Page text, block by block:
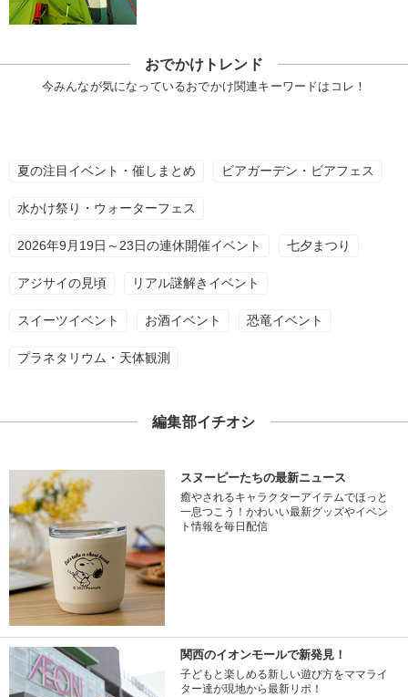
おでかけトレンド
今みんなが気になっているおでかけ関連キーワードはコレ！
夏の注目イベント・催しまとめ ビアガーデン・ビアフェス
水かけ祭り・ウォーターフェス
2026年9月19日～23日の連休開催イベント 七夕まつり
アジサイの見頃 リアル謎解きイベント
スイーツイベント お酒イベント 恐竜イベント
プラネタリウム・天体観測
編集部イチオシ
スヌーピーたちの最新ニュース
癒やされるキャラクターアイテムでほっと
一息つこう！かわいい最新グッズやイベン
ト情報を毎日配信
関西のイオンモールで新発見！
子どもと楽しめる新しい遊び方をママライ
ター達が現地から最新リポ！